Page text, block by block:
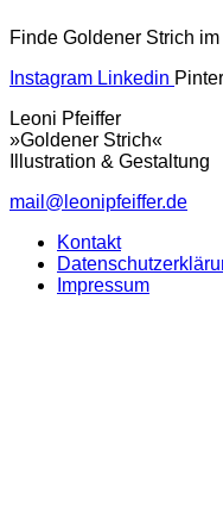
Finde Goldener Strich im
Instagram Linkedin
Leoni Pfeiffer
»Goldener Strich«
Illustration & Gestaltung
mail@leonipfeiffer.de
Kontakt
Impressum